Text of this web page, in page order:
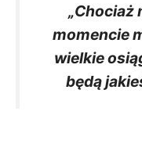
„Chociaż
momencie
wielkie
będą